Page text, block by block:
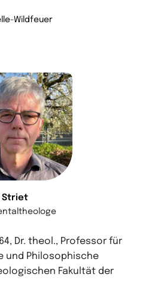
Wildfeuer
Striet
Dr. theol., Professor für
und Philosophische
Fakultät der